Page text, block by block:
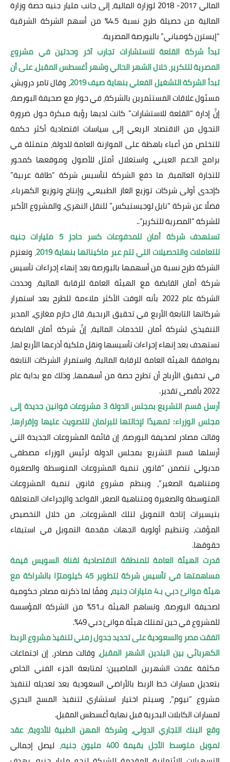
المالي 2017- 2018 لوزارة المالية، إلى جانب مليار جنيه حصة وزارة
المالية من حصيلة طرح نسبة 4.5% من أسهم الشركة الشرقية
“إيسترن كومباني” بالبورصة المصرية.
تبدأ شركة القلعة للاستشارات تجارب آخر وحدتين في مشروع
المصرية للتكرير، خلال الشهر الحالي وشهر أغسطس المقبل، على أن
تبدأ الشركة التشغيل الفعلي بنهاية صيف 2019
، وقال تامر درويش،
مسئول علاقات المستثمرين بالشركة، في حوار مع صحيفة البورصة،
إنَّ إدارة “القلعة للاستشارات” كانت لديها رؤية مبكرة حول ضرورة
التحول من الاقتصاد الريعي إلى سياسات اقتصادية أكثر حكمة
للتخلص من أعباء باهظة على الموازنة العامة للدولة، متمثلة في
برامج الدعم العيني، واستغلال أمثل للأصول وموقعها كمحور
للتجارة العالمية، ما دفع الشركة لتأسيس شركة “طاقة عربية”
كإحدى أولى شركات توزيع الغاز الطبيعي، وإنتاج وتوزيع الكهرباء،
فضلًا عن شركة “نايل لوجيستيكس” للنقل النهري، والمشروع الأكبر
للشركة “المصرية للتكرير”..
تستهدف شركة أمان للمدفوعات كسر حاجز 5 مليارات جنيه
للتعاملات والتحصيلات التي تتم عبر ماكيناتها بنهاية 2019
، وتعتزم
الشركة طرح نسبة من أسهمها بالبورصة بعد إنهاء إجراءات تأسيس
شركة أمان القابضة مع الهيئة العامة للرقابة المالية، وحددت
الشركة عام 2022 بأنه الوقت الأكثر ملاءمة للطرح بعد استمرار
شركاتها التابعة الأربع في تحقيق الربحية، قال حازم مغازي، المدير
التنفيذي لشركة أمان للخدمات المالية، إنَّ شركة أمان القابضة
تستهدف بعد إنهاء إجراءات تأسيسها ونقل ملكية أذرعها الأربع لها،
بموافقة الهيئة العامة للرقابة المالية، واستمرار الشركات التابعة
في تحقيق الأرباح أن تطرح حصة من أسهمها، وذلك مع بداية عام
2022 بأقصى تقدير.
أرسل قسم التشريع بمجلس الدولة 3 مشروعات قوانين جديدة إلى
مجلس الوزراء؛ تمهيدًا لإحالتها للبرلمان للتصويت عليها وإقرارها،
وقالت مصادر لصحيفة البورصة، إن قائمة المشروعات الجديدة التي
أرسلها قسم التشريع بمجلس الدولة لرئيس الوزراء مصطفى
مدبولي تتضمن “قانون تنمية المشروعات المتوسطة والصغيرة
ومتناهية الصغير”، وينظم مشروع قانون تنمية المشروعات
المتوسطة والصغيرة ومتناهية الصغر، القواعد والإجراءات المتعلقة
بتيسيرات إتاحة التمويل لتلك المشروعات، من خلال التخصيص
المؤقت، وتنظيم أولوية الجهات مقدمة التمويل في استيفاء
حقوقها.
قدرت الهيئة العامة للمنطقة الاقتصادية لقناة السويس قيمة
مساهمتها في تأسيس شركة لتطوير 45 كيلومترًا بالشراكة مع
هيئة موانئ دبي بـ4 مليارات جنيه
، وفقًا لما ذكرته مصادر حكومية
لصحيفة البورصة، وتساهم الهيئة بـ51% من الشركة المؤسسة
للمشروع في حين تمتلك هيئة موانئ دبي 49%.
اتفقت مصر والسعودية على تحديد جدول زمني لتنفيذ مشروع الربط
الكهربائي بين البلدين الشهر المقبل، وقالت مصادر، إن اجتماعات
مكثفة عقدت الشهرين الماضيين؛ لمتابعة الجزء الفني الخاص
بتعديل مسارات خط الربط بالأراضي السعودية بعد تعديله لتنفيذ
مشروع “نيوم”، وسيتم اختيار استشاري لتنفيذ المسح البحري
لمسارات الكابلات البحرية قبل نهاية أغسطس المقبل.
وقع البنك التجاري الدولي، وشركة المهن الطبية للأدوية، عقد
تمويل متوسط الأجل بقيمة 400 مليون جنيه،
ليصل إجمالي